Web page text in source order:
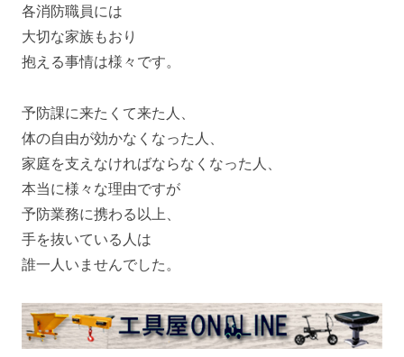
各消防職員には
大切な家族もおり
抱える事情は様々です。
予防課に来たくて来た人、
体の自由が効かなくなった人、
家庭を支えなければならなくなった人、
本当に様々な理由ですが
予防業務に携わる以上、
手を抜いている人は
誰一人いませんでした。